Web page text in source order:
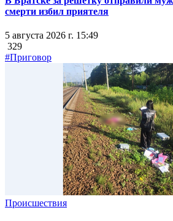
смерти избил приятеля
5 августа 2026 г. 15:49
329
#Приговор
Происшествия